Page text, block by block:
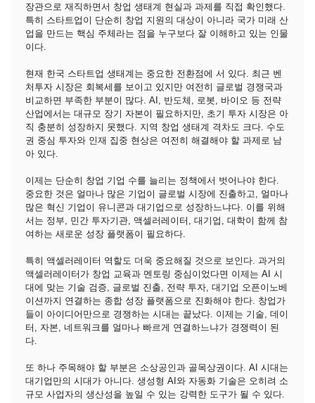
장관으로 재직하면서 창업 생태계 현실과 과제를 직접 확인했다.
특히 스타트업이 단순히 창업 지원의 대상이 아니라 국가 미래 산
업을 만드는 핵심 주체라는 점을 누구보다 잘 이해하고 있는 인물
이다.
현재 한국 스타트업 생태계는 중요한 전환점에 서 있다. 최근 벤
처투자 시장은 회복세를 보이고 있지만 여전히 글로벌 경쟁국과
비교하면 부족한 부분이 많다. AI, 반도체, 로봇, 바이오 등 전략
산업에서는 대규모 장기 자본이 필요하지만, 초기 투자 시장은 아
직 충분히 성장하지 못했다. 지역 창업 생태계 격차도 크다. 수도
권 중심 투자와 인재 집중 현상은 여전히 해결해야 할 과제로 남
아 있다.
이제는 단순히 창업 기업 수를 늘리는 정책에서 벗어나야 한다.
중요한 것은 얼마나 많은 기업이 글로벌 시장에 진출하고, 얼마나
많은 혁신 기업이 유니콘과 대기업으로 성장하느냐다. 이를 위해
서는 정부, 민간 투자기관, 액셀러레이터, 대기업, 대학이 함께 참
여하는 새로운 성장 플랫폼이 필요하다.
특히 액셀러레이터 역할도 더욱 중요해질 것으로 보인다. 과거의
액셀러레이터가 창업 교육과 멘토링 중심이었다면 이제는 AI 시
대에 맞는 기술 검증, 글로벌 진출, 전략 투자, 대기업 오픈이노베
이션까지 연결하는 종합 성장 플랫폼으로 진화해야 한다. 창업가
들이 아이디어만으로 경쟁하는 시대는 끝났다. 이제는 기술, 데이
터, 자본, 네트워크를 얼마나 빠르게 연결하느냐가 경쟁력이 된
다.
또 하나 주목해야 할 부분은 소상공인과 골목상권이다. AI 시대는
대기업만의 시대가 아니다. 생성형 AI와 자동화 기술은 오히려 소
규모 사업자의 생산성을 높일 수 있는 강력한 도구가 될 수 있다.